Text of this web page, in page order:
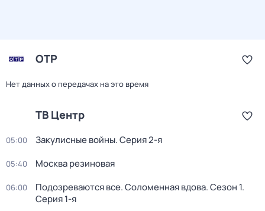
ОТР
Нет данных о передачах на это время
ТВ Центр
05:00 Закулисные войны. Серия 2-я
05:40 Москва резиновая
06:00 Подозреваются все. Соломенная вдова. Сезон 1.
Серия 1-я